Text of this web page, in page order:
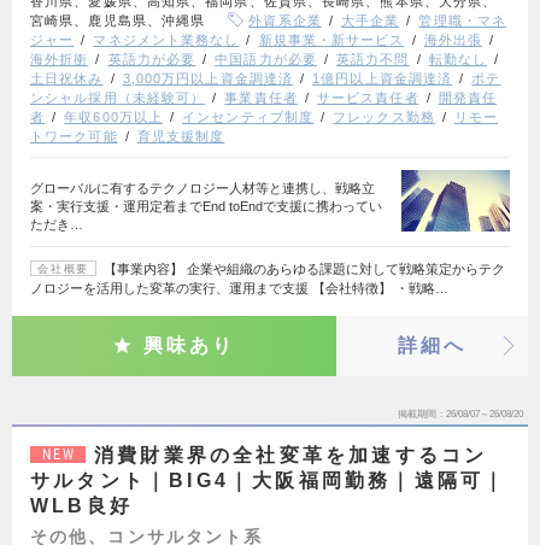
宮崎県、鹿児島県、沖縄県
外資系企業 大手企業
管理職・マネ
ジャー
マネジメント業務なし 新規事業・新サービス
海外出張
海外折衝
英語力が必要 中国語力が必要 英語力不問
転勤なし
土日祝休み
3,000万円以上資金調達済 1億円以上資金調達済
ポテ
ンシャル採用（未経験可）
事業責任者 サービス責任者
開発責任
者
年収600万以上 インセンティブ制度 フレックス勤務
リモー
トワーク可能
育児支援制度
グローバルに有するテクノロジー人材等と連携し、戦略立
案・実行支援・運用定着までEnd toEndで支援に携わってい
ただき…
会社概要
【事業内容】 企業や組織のあらゆる課題に対して戦略策定からテク
ノロジーを活用した変革の実行、運用まで支援 【会社特徴】 ・戦略…
興味あり 詳細へ
掲載期間 26/08/07～26/08/20
NEW
消費財業界の全社変革を加速するコン
サルタント｜BIG4｜大阪福岡勤務｜遠隔可｜
WLB良好
その他、コンサルタント系